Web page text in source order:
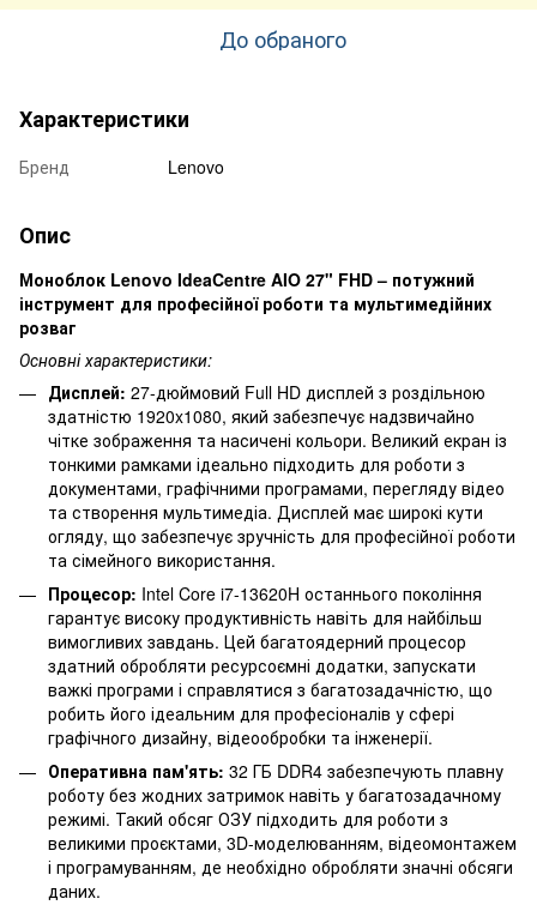
До обраного
Характеристики
Бренд Lenovo
Опис
Моноблок Lenovo IdeaCentre AIO 27" FHD – потужний
інструмент для професійної роботи та мультимедійних
розваг
Основні характеристики:
Дисплей: 27-дюймовий Full HD дисплей з роздільною
здатністю 1920x1080, який забезпечує надзвичайно
чітке зображення та насичені кольори. Великий екран із
тонкими рамками ідеально підходить для роботи з
документами, графічними програмами, перегляду відео
та створення мультимедіа. Дисплей має широкі кути
огляду, що забезпечує зручність для професійної роботи
та сімейного використання.
Процесор: Intel Core i7-13620H останнього покоління
гарантує високу продуктивність навіть для найбільш
вимогливих завдань. Цей багатоядерний процесор
здатний обробляти ресурсоємні додатки, запускати
важкі програми і справлятися з багатозадачністю, що
робить його ідеальним для професіоналів у сфері
графічного дизайну, відеообробки та інженерії.
Оперативна пам'ять: 32 ГБ DDR4 забезпечують плавну
роботу без жодних затримок навіть у багатозадачному
режимі. Такий обсяг ОЗУ підходить для роботи з
великими проєктами, 3D-моделюванням, відеомонтажем
і програмуванням, де необхідно обробляти значні обсяги
даних.